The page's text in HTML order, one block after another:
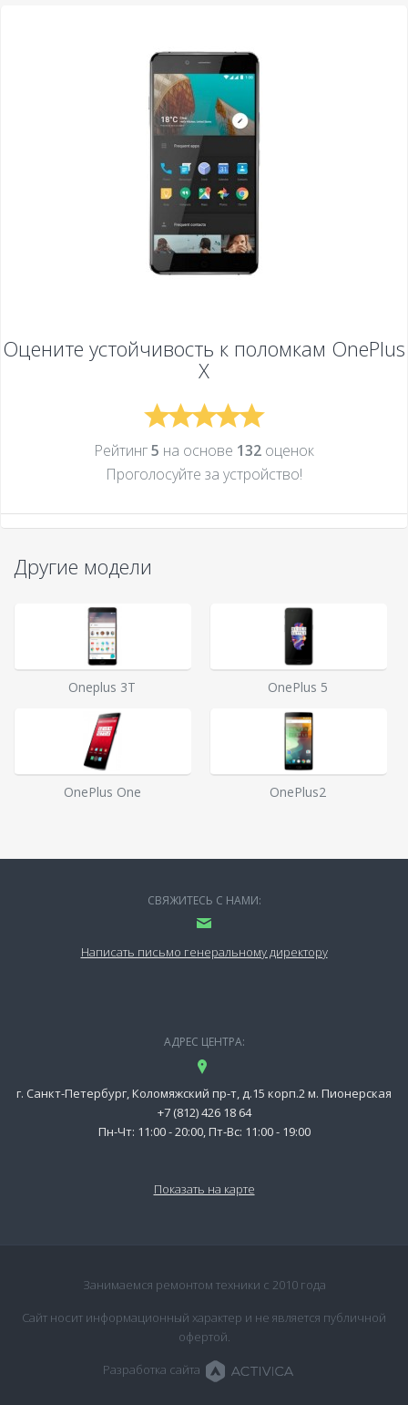
Оцените устойчивость к поломкам OnePlus
X
Рейтинг5 на основе 132 оценок
Проголосуйте за устройcтво!
Другие модели
Oneplus 3T OnePlus 5
OnePlus One OnePlus2
СВЯЖИТЕСЬ С НАМИ:
Написать письмо генеральному директору
АДРЕС ЦЕНТРА:
г. Санкт-Петербург, Коломяжский пр-т, д.15 корп.2 м. Пионерская
+7 (812) 426 18 64
Пн-Чт: 11:00 - 20:00, Пт-Вс: 11:00 - 19:00
Показать на карте
Занимаемся ремонтом техники с 2010 года
Сайт носит информационный характер и не является публичной
офертой.
Разработка сайта